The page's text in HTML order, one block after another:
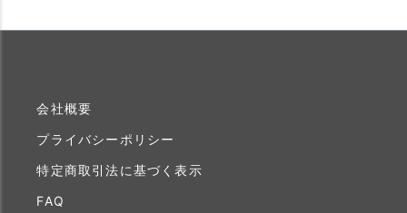
会社概要
プライバシーポリシー
特定商取引法に基づく表示
FAQ